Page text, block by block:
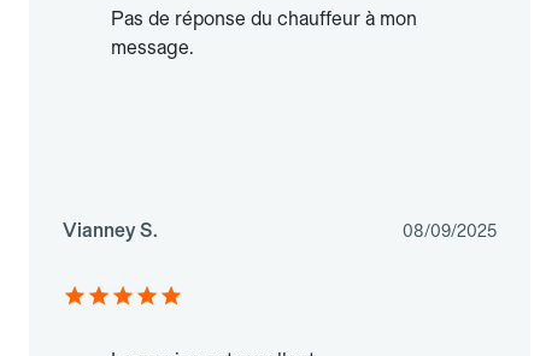
Pas de réponse du chauffeur à mon
message.
Vianney S. 08/09/2025